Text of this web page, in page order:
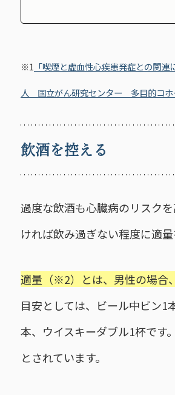
※1 「喫煙と虚血性心疾患発症との関
人 国立がん研究センター 多目的コホ
飲酒を控える
過度な飲酒も心臓病のリスク
ければ飲み過ぎない程度に適量
適量（※2）とは、男性の場合
目安としては、ビール中ビン
本、ウイスキーダブル1杯です。
とされています。